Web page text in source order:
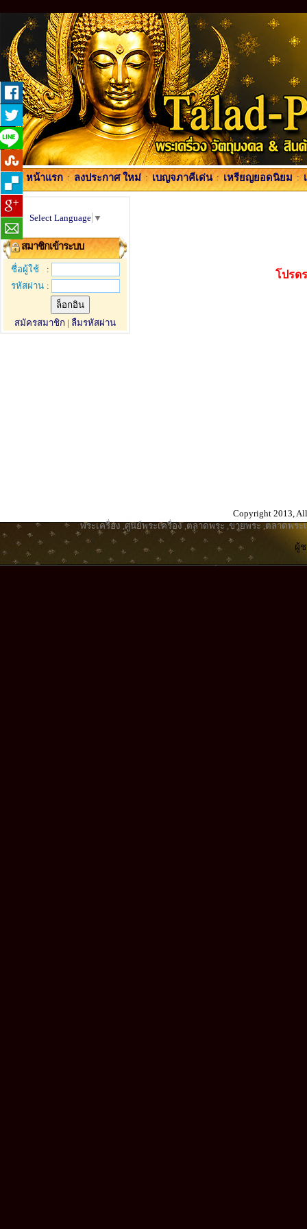
หน้าแรก : ลงประกาศ ใหม่ : เบญจภาคีเด่น : เหรียญยอดนิยม :
Select Language ▼
สมาชิกเข้าระบบ
ชื่อผู้ใช้
:
รหัสผ่าน :
สมัครสมาชิก | ลืมรหัสผ่าน
โปรด
Copyright 2013,
พระเครื่อง ,ศูนย์พระเครื่อง,ตลาดพระ ,ขายพระ ,ตลาดพระ
ผู้